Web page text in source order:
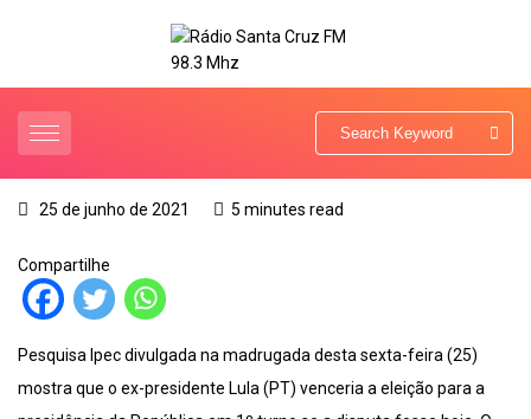
25 de junho de 2021 5 minutes read
Compartilhe
Pesquisa Ipec divulgada na madrugada desta sexta-feira (25)
mostra que o ex-presidente Lula (PT) venceria a eleição para a